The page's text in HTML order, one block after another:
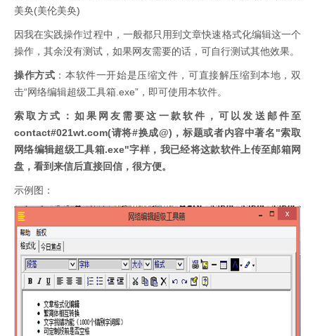
美奂(美伦美奂)
因我在实践操作过程中，一般都只用到文章快速格式化编辑这一个
操作，其余没有测试，如果网友需要的话，可自行测试其他效果。
操作方式 ：本软件一开始是压缩文件，可直接解压缩到本地，双
击“网络编辑超级工具箱.exe”，即可使用本软件。
索取方式：如果网友需要这一款软件，可以发送邮件至
contact#021wt.com(请将#换成@)，标题或者内容中著名"索取
网络编辑超级工具箱.exe"字样，我已经将这款软件上传至邮箱网
盘，看到来信后直接回信，很方便。
示例图：